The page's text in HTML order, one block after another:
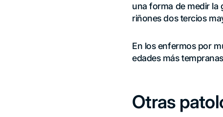
una forma de medir la
riñones dos tercios
En los enfermos por
edades más
Otras